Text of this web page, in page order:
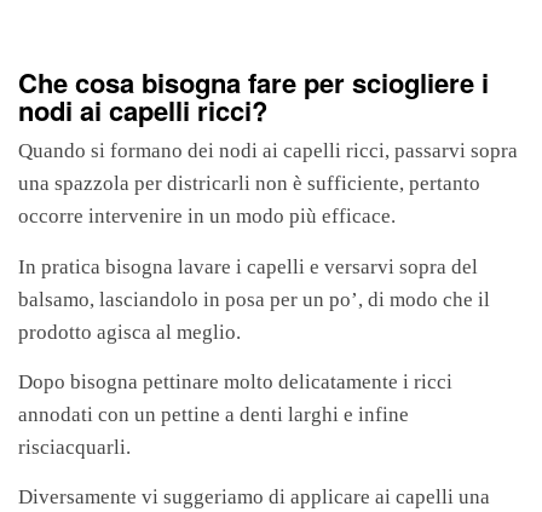
Che cosa bisogna fare per sciogliere i
nodi ai capelli ricci?
Quando si formano dei nodi ai capelli ricci, passarvi sopra
una spazzola per districarli non è sufficiente, pertanto
occorre intervenire in un modo più efficace.
In pratica bisogna lavare i capelli e versarvi sopra del
balsamo, lasciandolo in posa per un po’, di modo che il
prodotto agisca al meglio.
Dopo bisogna pettinare molto delicatamente i ricci
annodati con un pettine a denti larghi e infine
risciacquarli.
Diversamente vi suggeriamo di applicare ai capelli una